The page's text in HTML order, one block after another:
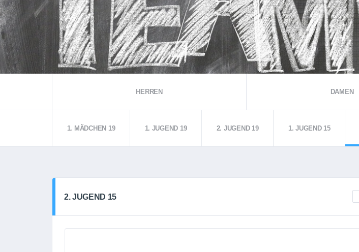
HERREN DAMEN
1. MÄDCHEN 19 1. JUGEND 19 2. JUGEND 19 1. JUGEND 15
2. JUGEND 15